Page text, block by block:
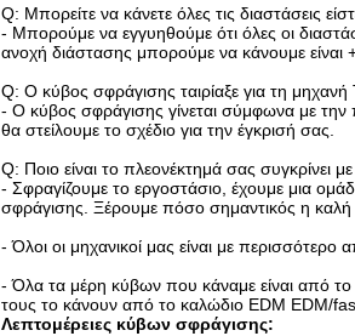
Q: Μπορείτε να κάνετε όλες τις διαστάσεις
- Μπορούμε να εγγυηθούμε ότι όλες οι
ανοχή διάστασης μπορούμε να κάνουμε είναι
Q: Ο κύβος σφράγισης ταιρίαξε για τη
- Ο κύβος σφράγισης γίνεται σύμφωνα με
θα στείλουμε το σχέδιο για την έγκρισή σας.
Q: Ποιο είναι το πλεονέκτημά σας συγκρίνει
- Σφραγίζουμε το εργοστάσιο, έχουμε μια
σφράγισης. Ξέρουμε πόσο σημαντικός η
- Όλοι οι μηχανικοί μας είναι με περισσότερο
- Όλα τα μέρη κύβων που κάναμε είναι από
τους το κάνουν από το καλώδιο EDM EDM/
Λεπτομέρειες κύβων σφράγισης: